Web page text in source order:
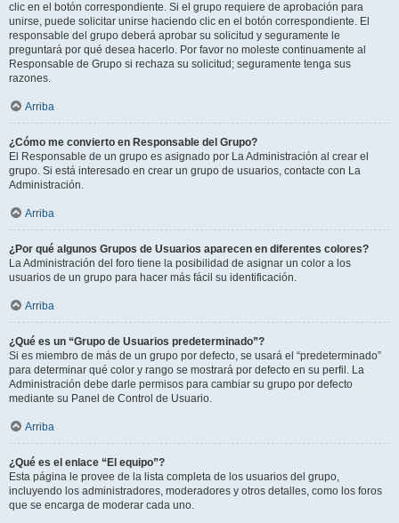
clic en el botón correspondiente. Si el grupo requiere de aprobación para
unirse, puede solicitar unirse haciendo clic en el botón correspondiente. El
responsable del grupo deberá aprobar su solicitud y seguramente le
preguntará por qué desea hacerlo. Por favor no moleste continuamente al
Responsable de Grupo si rechaza su solicitud; seguramente tenga sus
razones.
Arriba
¿Cómo me convierto en Responsable del Grupo?
El Responsable de un grupo es asignado por La Administración al crear el
grupo. Si está interesado en crear un grupo de usuarios, contacte con La
Administración.
Arriba
¿Por qué algunos Grupos de Usuarios aparecen en diferentes colores?
La Administración del foro tiene la posibilidad de asignar un color a los
usuarios de un grupo para hacer más fácil su identificación.
Arriba
¿Qué es un “Grupo de Usuarios predeterminado”?
Si es miembro de más de un grupo por defecto, se usará el “predeterminado”
para determinar qué color y rango se mostrará por defecto en su perfil. La
Administración debe darle permisos para cambiar su grupo por defecto
mediante su Panel de Control de Usuario.
Arriba
¿Qué es el enlace “El equipo”?
Esta página le provee de la lista completa de los usuarios del grupo,
incluyendo los administradores, moderadores y otros detalles, como los foros
que se encarga de moderar cada uno.